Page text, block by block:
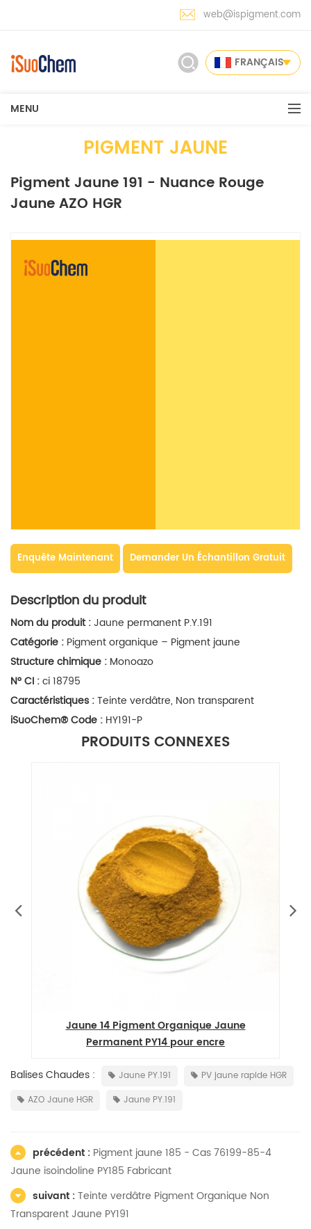
web@ispigment.com
FRANÇAIS
MENU
PIGMENT JAUNE
Pigment Jaune 191 - Nuance Rouge
Jaune AZO HGR
Enquête Maintenant Demander Un Échantillon Gratuit
Description du produit
Nom du produit :Jaune permanent P.Y.191
Catégorie : Pigment organique – Pigment jaune
Structure chimique : Monoazo
N° CI :ci 18795
Caractéristiques :Teinte verdâtre, Non transparent
iSuoChem®Code : HY191-P
PRODUITS CONNEXES
Jaune 14 Pigment Organique Jaune
Permanent PY14 pour encre
Balises Chaudes : Jaune PY.191
PV jaune rapide HGR
AZO Jaune HGR
Jaune PY.191
précédent : Pigment jaune 185 - Cas 76199-85-4
Jaune isoindoline PY185 Fabricant
suivant :Teinte verdâtre Pigment Organique Non
Transparent Jaune PY191